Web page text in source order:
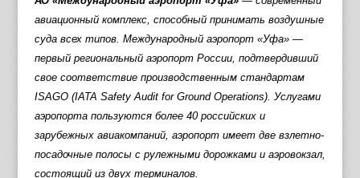
авиационный комплекс, способный принимать воздушные
суда всех типов. Международный аэропорт «Уфа» —
первый региональный аэропорт России, подтвердивший
свое соответствие производственным стандартам
ISAGO (IATA Safety Audit for Ground Operations). Услугами
аэропорта пользуются более 40 российских и
зарубежных авиакомпаний, аэропорт имеет две взлетно-
посадочные полосы с рулежными дорожками и аэровокзал,
состоящий из двух терминалов.